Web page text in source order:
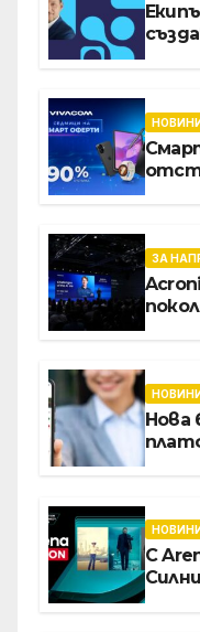
ЗА
Нова
С